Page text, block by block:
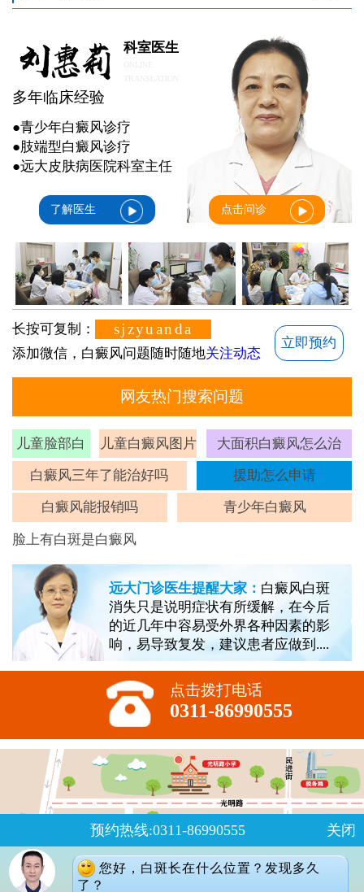
科室医生
多年临床经验
●青少年白癜风诊疗
●肢端型白癜风诊疗
●远大皮肤病医院科室主任
了解医生 点击问诊
长按可复制： sjzyuanda
添加微信，白癜风问题随时随地关注动态
立即预约
网友热门搜索问题
儿童脸部白
斑
儿童白癜风图片 大面积白癜风怎么治
白癜风三年了能治好吗 援助怎么申请
白癜风能报销吗 青少年白癜风
脸上有白斑是白癜风
远大门诊医生提醒大家： 白癜风白斑
消失只是说明症状有所缓解，在今后
的近几年中容易受外界各种因素的影
响，易导致复发，建议患者应做到....
点击拨打电话
0311-86990555
预约热线:0311-86990555 关闭
您好，白斑长在什么位置？发现多久
了？